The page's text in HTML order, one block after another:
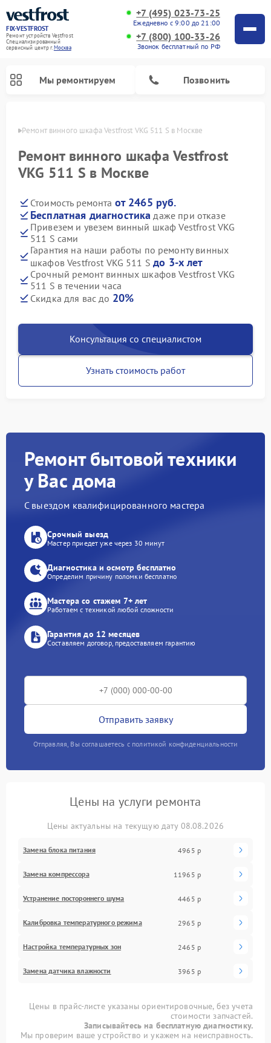
FIX-VESTFROST
Ремонт устройств Vestfrost
Специализированный
cервисный центр г.Москва
+7 (495) 023-73-25
Ежедневно с 9:00 до 21:00
+7 (800) 100-33-26
Звонок бесплатный по РФ
Мы ремонтируем Позвонить
Ремонт винного шкафа Vestfrost VKG 511 S в Москве
Ремонт винного шкафа Vestfrost
VKG 511 S в Москве
Стоимость ремонта от 2465 руб.
Бесплатная диагностика даже при отказе
Привезем и увезем винный шкаф Vestfrost VKG
511 S сами
Гарантия на наши работы по ремонту винных
шкафов Vestfrost VKG 511 Sдо 3-х лет
Срочный ремонт винных шкафов Vestfrost VKG
511 S в течении часа
Скидка для вас до 20%
Консультация со специалистом
Узнать стоимость работ
Ремонт бытовой техники
у Вас дома
С выездом квалифицированного мастера
Срочный выезд
Мастер приедет уже через 30 минут
Диагностика и осмотр бесплатно
Определим причину поломки бесплатно
Мастера со стажем 7+ лет
Работаем с техникой любой сложности
Гарантия до 12 месяцев
Составляем договор, предоставляем гарантию
Отправить заявку
Отправляя, Вы соглашаетесь с политикой конфиденциальности
Цены на услуги ремонта
Цены актуальны на текущую дату 08.08.2026
Замена блока питания 4965 р
Замена компрессора 11965 р
Устранение постороннего шума 4465 р
Калибровка температурного режима 2965 р
Настройка температурных зон 2465 р
Замена датчика влажности 3965 р
Цены в прайс-листе указаны ориентировочные, без учета
стоимости запчастей.
Записывайтесь на бесплатную диагностику.
Мы проверим ваше устройство и укажем на неисправность.